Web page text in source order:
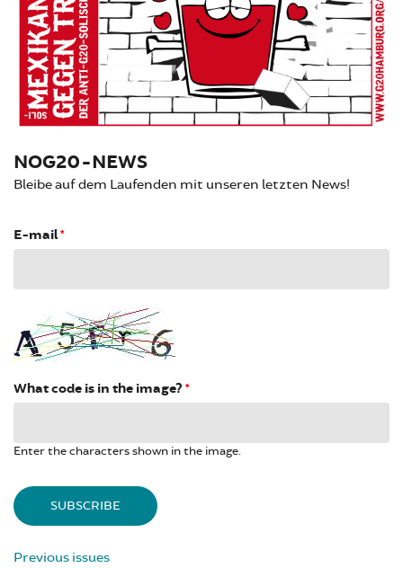
NOG20-NEWS
Bleibe auf dem Laufenden mit unseren letzten News!
E-mail*
What code is in the image? *
Enter the characters shown in the image.
Previous issues